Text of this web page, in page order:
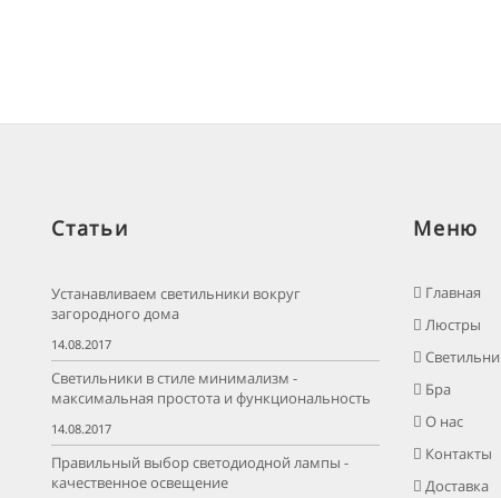
Статьи
Устанавливаем светильники вокруг
загородного дома
14.08.2017
Светильники в стиле минимализм -
максимальная простота и функциональность
14.08.2017
Правильный выбор светодиодной лампы -
качественное освещение
Меню
Главная
Люстры
Бра
О нас
Контакты
Доставка